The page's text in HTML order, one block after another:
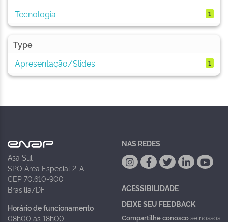
Tecnologia 1
Type
Apresentação/Slides
1
Asa Sul
SPO Área Especial 2-A
CEP 70.610-900
Brasília/DF
Horário de funcionamento
08h00 às 18h00
NAS REDES
ACESSIBILIDADE
DEIXE SEU FEEDBACK
Compartilhe conoscose nossos